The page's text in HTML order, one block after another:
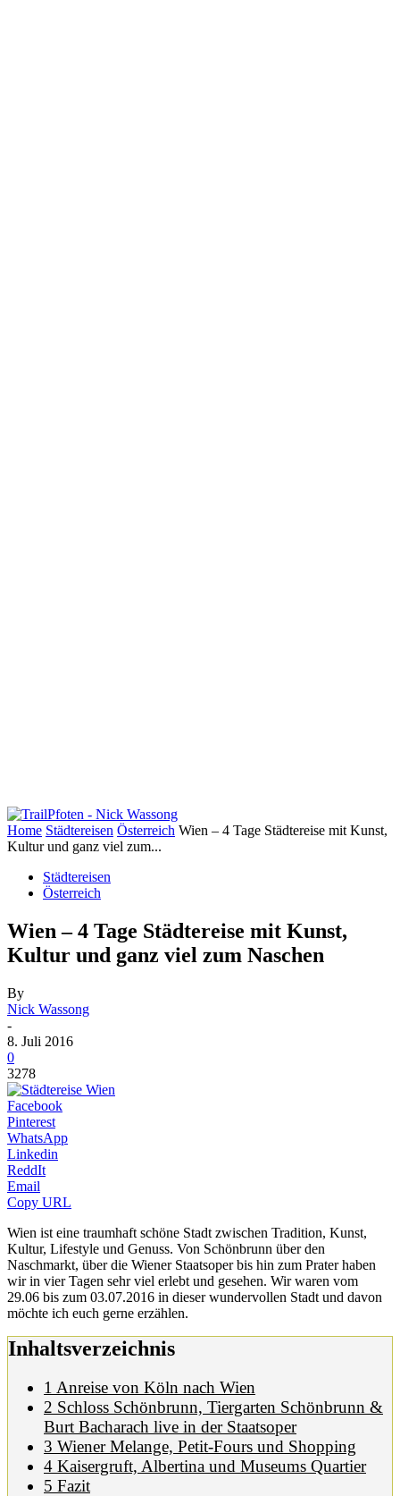
Home Städtereisen Österreich Wien – 4 Tage Städtereise mit Kunst,
Kultur und ganz viel zum...
Städtereisen
Österreich
Wien – 4 Tage Städtereise mit Kunst,
Kultur und ganz viel zum Naschen
By
Nick Wassong
-
8. Juli 2016
0
3278
Facebook
Pinterest
WhatsApp
Linkedin
ReddIt
Email
Copy URL
Wien ist eine traumhaft schöne Stadt zwischen Tradition, Kunst,
Kultur, Lifestyle und Genuss. Von Schönbrunn über den
Naschmarkt, über die Wiener Staatsoper bis hin zum Prater haben
wir in vier Tagen sehr viel erlebt und gesehen. Wir waren vom
29.06 bis zum 03.07.2016 in dieser wundervollen Stadt und davon
möchte ich euch gerne erzählen.
Inhaltsverzeichnis
1 Anreise von Köln nach Wien
2 Schloss Schönbrunn, Tiergarten Schönbrunn &
Burt Bacharach live in der Staatsoper
3 Wiener Melange, Petit-Fours und Shopping
4 Kaisergruft, Albertina und Museums Quartier
5 Fazit